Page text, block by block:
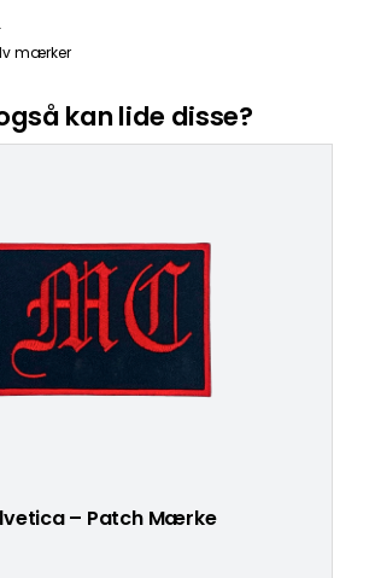
mærker
kan lide disse?
– Patch Mærke